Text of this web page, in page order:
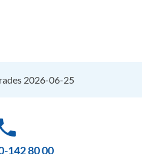
2026-06-25
142 80 00